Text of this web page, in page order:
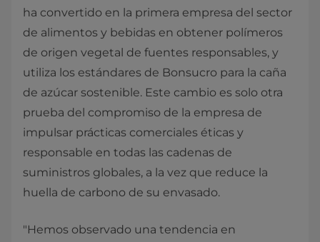
ha convertido en la primera empresa del sector
de alimentos y bebidas en obtener polímeros
de origen vegetal de fuentes responsables, y
utiliza los estándares de Bonsucro para la caña
de azúcar sostenible. Este cambio es solo otra
prueba del compromiso de la empresa de
impulsar prácticas comerciales éticas y
responsable en todas las cadenas de
suministros globales, a la vez que reduce la
huella de carbono de su envasado.
"Hemos observado una tendencia en